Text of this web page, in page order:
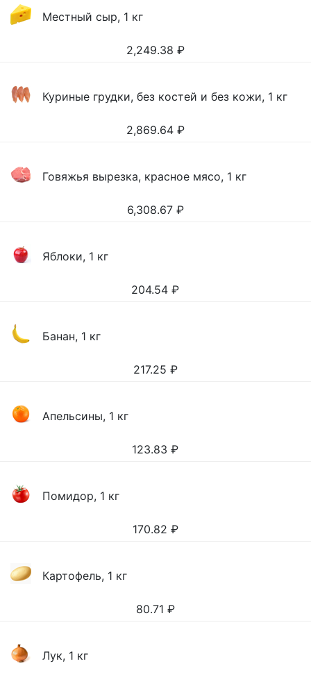
Местный сыр, 1 кг
2,249.38 ₽
Куриные грудки, без костей и без кожи, 1 кг
2,869.64 ₽
Говяжья вырезка, красное мясо, 1 кг
6,308.67 ₽
Яблоки, 1 кг
204.54 ₽
Банан, 1 кг
217.25 ₽
Апельсины, 1 кг
123.83 ₽
Помидор, 1 кг
170.82 ₽
Картофель, 1 кг
80.71 ₽
Лук, 1 кг